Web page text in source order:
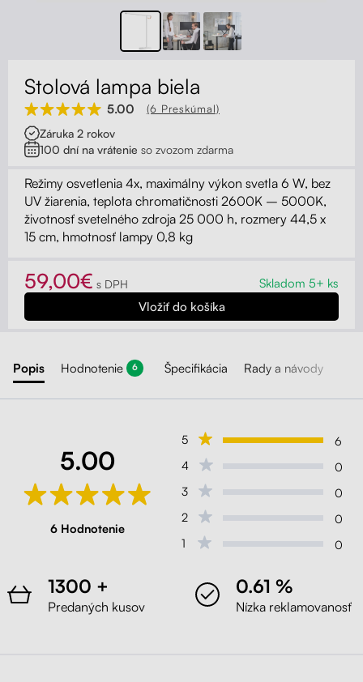
Stojany na monitor - Riser
Skrinky so zásuvkami a zásuvky
Akustické paravány
Opierky
Stolová lampa biela
5.00 (6 Preskúmal)
Záruka 2 rokov
100 dní na vrátenie so zvozom zdarma
Režimy osvetlenia 4x, maximálny výkon svetla 6 W, bez
UV žiarenia, teplota chromatičnosti 2600K – 5000K,
životnosť svetelného zdroja 25 000 h, rozmery 44,5 x
15 cm, hmotnosť lampy 0,8 kg
59,00€ s DPH Skladom 5+ ks
Popis Hodnotenie 6 Špecifikácia Rady a návody
5.00
6 Hodnotenie
5
6
4
0
3
0
2
0
1
0
1300 +
Predaných kusov
0.61 %
Nízka reklamovanosť